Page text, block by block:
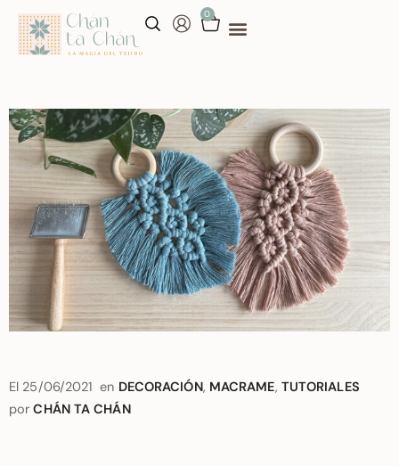
0
El 25/06/2021 en DECORACIÓN, MACRAME, TUTORIALES
por CHÁN TA CHÁN